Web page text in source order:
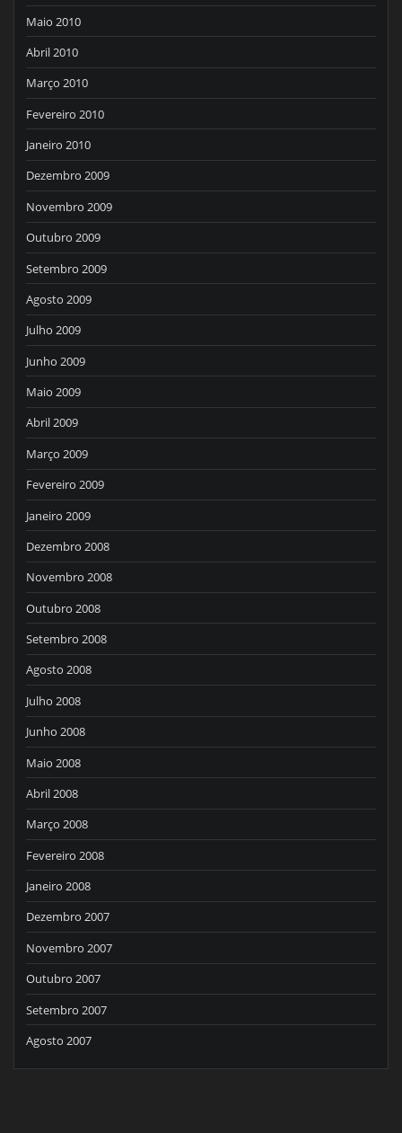
Maio 2010
Abril 2010
Março 2010
Fevereiro 2010
Janeiro 2010
Dezembro 2009
Novembro 2009
Outubro 2009
Setembro 2009
Agosto 2009
Julho 2009
Junho 2009
Maio 2009
Abril 2009
Março 2009
Fevereiro 2009
Janeiro 2009
Dezembro 2008
Novembro 2008
Outubro 2008
Setembro 2008
Agosto 2008
Julho 2008
Junho 2008
Maio 2008
Abril 2008
Março 2008
Fevereiro 2008
Janeiro 2008
Dezembro 2007
Novembro 2007
Outubro 2007
Setembro 2007
Agosto 2007